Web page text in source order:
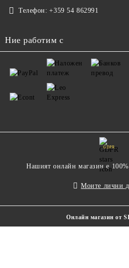
Телефон: +359 54 862991
Ние работим с
GDPR
Нашият онлайн магазин е 100%
Моите лични
Онлайн магазин от